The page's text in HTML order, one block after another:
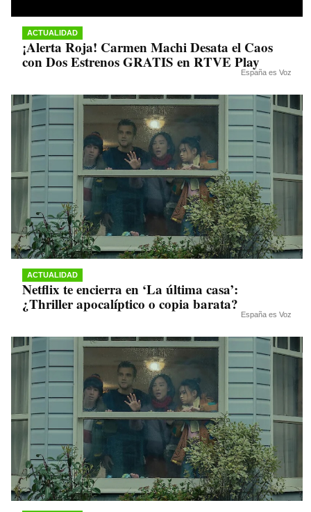
ACTUALIDAD
¡Alerta Roja! Carmen Machi Desata el Caos
con Dos Estrenos GRATIS en RTVE Play
España es Voz
ACTUALIDAD
Netflix te encierra en ‘La última casa’:
¿Thriller apocalíptico o copia barata?
España es Voz